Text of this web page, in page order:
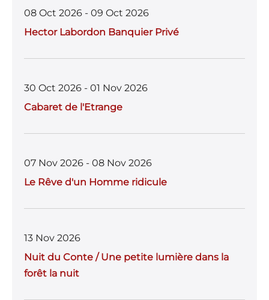
08 Oct 2026 - 09 Oct 2026
Hector Labordon Banquier Privé
30 Oct 2026 - 01 Nov 2026
Cabaret de l'Etrange
07 Nov 2026 - 08 Nov 2026
Le Rêve d'un Homme ridicule
13 Nov 2026
Nuit du Conte / Une petite lumière dans la
forêt la nuit